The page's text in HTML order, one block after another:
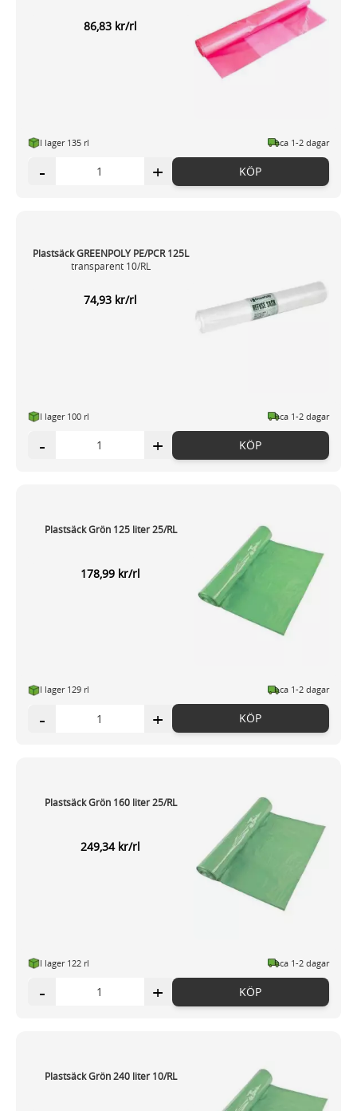
86,83 kr/rl
I lager 135 rl ca 1-2 dagar
- + KÖP
Plastsäck GREENPOLY PE/PCR 125L
transparent 10/RL
74,93 kr/rl
I lager 100 rl ca 1-2 dagar
- + KÖP
Plastsäck Grön 125 liter 25/RL
178,99 kr/rl
I lager 129 rl ca 1-2 dagar
- + KÖP
Plastsäck Grön 160 liter 25/RL
249,34 kr/rl
I lager 122 rl ca 1-2 dagar
- + KÖP
Plastsäck Grön 240 liter 10/RL